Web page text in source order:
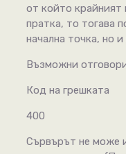
от който крайният
пратка, то тогава
начална точка, но
Възможни
Код на грешката
400
Сървърът не може